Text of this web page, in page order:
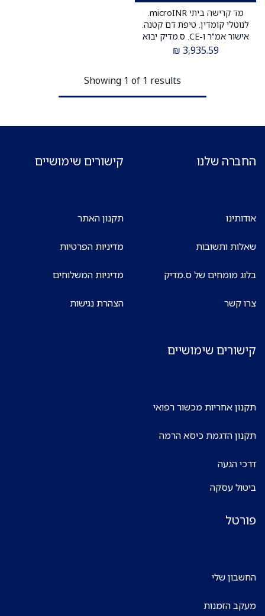
מד קרישה ביתי microINR.
לנוטלי קומדין. טיפת דם קטנה.
אישור אמ"ר ו-CE. ס.מדיק יבוא
3,935.59
₪
Showing 1 of 1 results
החברה שלנו
אודותינו
שאלות ותשובות
בלוג מומחים של ס.מדיק
צרו קשר
קישורים שימושיים
תקנון האתר
מדיניות הפרטיות
מדיניות המשלוחים
הצהרת נגישות
קישורים שימושיים
תקנון אחריות מכשור רפואי
תקנון הדגמת כיסא הרמה
דרכי הגעה
ביטול עסקה
פורטל
החשבון שלי
מעקב הזמנות